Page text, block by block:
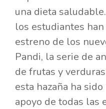
una dieta
los estudiantes
estreno de los
Pandi, la serie de
de frutas y
esta hazaña ha
apoyo de todas las